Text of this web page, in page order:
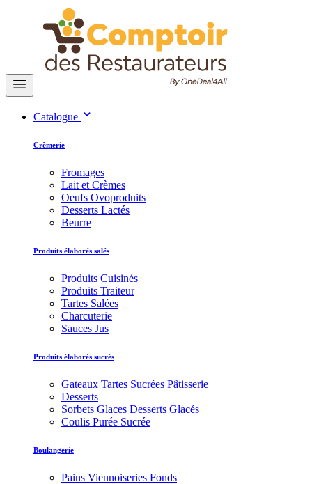
Catalogue
Crèmerie
Fromages
Lait et Crèmes
Oeufs Ovoproduits
Desserts Lactés
Beurre
Produits élaborés salés
Produits Cuisinés
Produits Traiteur
Tartes Salées
Charcuterie
Sauces Jus
Produits élaborés sucrés
Gateaux Tartes Sucrées Pâtisserie
Desserts
Sorbets Glaces Desserts Glacés
Coulis Purée Sucrée
Boulangerie
Pains Viennoiseries Fonds